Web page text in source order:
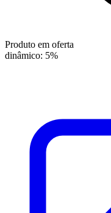
Produto em oferta
dinâmico: 5%